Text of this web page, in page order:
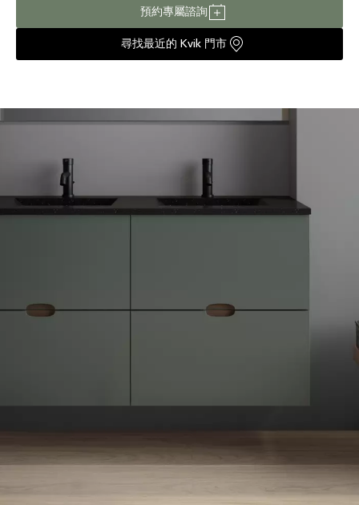
預約專屬諮詢
尋找最近的 Kvik 門市